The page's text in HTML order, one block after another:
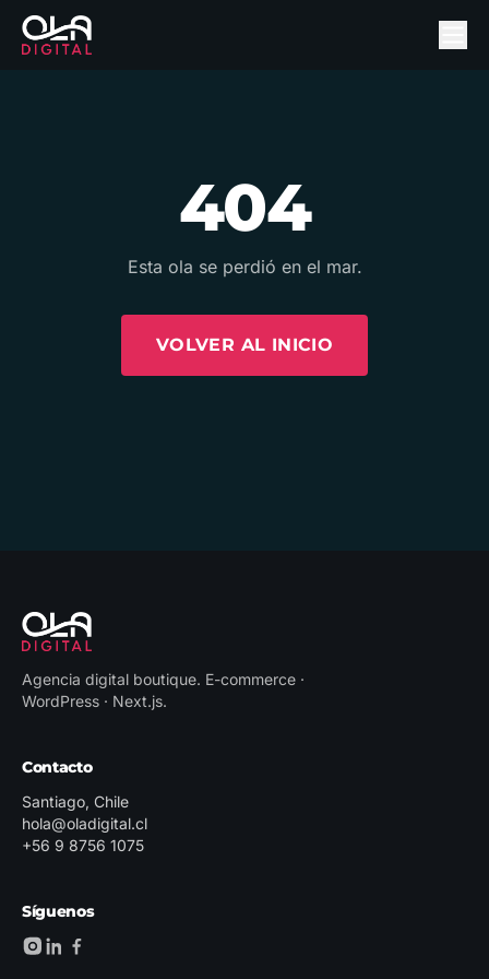
404
Esta ola se perdió en el mar.
VOLVER AL INICIO
Agencia digital boutique. E-commerce ·
WordPress · Next.js.
Contacto
Santiago, Chile
hola@oladigital.cl
+56 9 8756 1075
Síguenos